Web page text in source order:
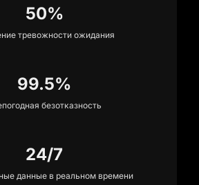
50%
тревожности ожидания
99.5%
безотказность
24/7
данные в реальном времени